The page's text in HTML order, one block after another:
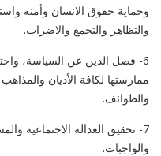
وحماية حقوق الانسان وأمنه
والتظاهر والتجمع
6- فصل الدين عن السياسة،
ممارستها لكافة الأديان والمذاهب
7- تحقيق العدالة الاجتماعية
والواجبات.